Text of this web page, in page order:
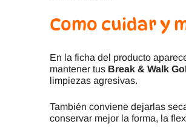
Como cuidar y
En la ficha del producto
mantener tus Break & Walk
limpiezas agresivas.
También conviene dejarlas
conservar mejor la forma, la